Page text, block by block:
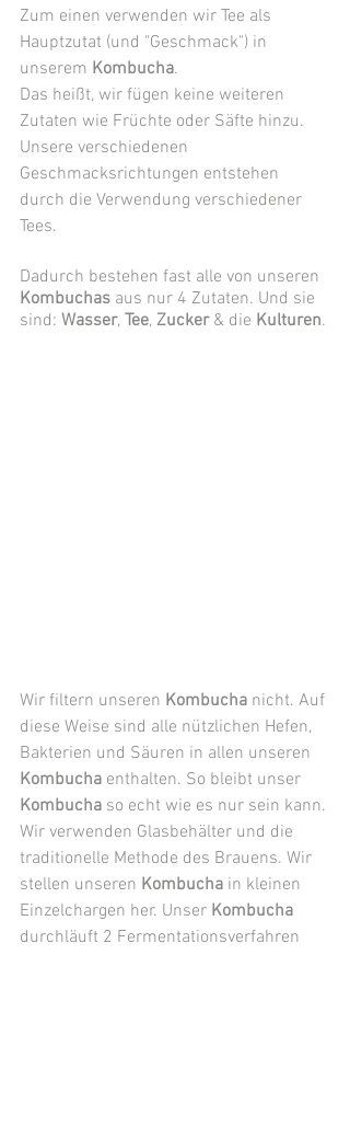
Zum einen verwenden wir Tee als
Hauptzutat (und "Geschmack") in
unserem Kombucha.
Das heißt, wir fügen keine weiteren
Zutaten wie Früchte oder Säfte hinzu.
Unsere verschiedenen
Geschmacksrichtungen entstehen
durch die Verwendung verschiedener
Tees.
Dadurch bestehen fast alle von unseren
Kombuchas aus nur 4 Zutaten. Und sie
sind: Wasser, Tee, Zucker & die Kulturen.
Wir filtern unseren Kombucha nicht. Auf
diese Weise sind alle nützlichen Hefen,
Bakterien und Säuren in allen unseren
Kombucha enthalten. So bleibt unser
Kombucha so echt wie es nur sein kann.
Wir verwenden Glasbehälter und die
traditionelle Methode des Brauens. Wir
stellen unseren Kombucha in kleinen
Einzelchargen her. Unser Kombucha
durchläuft 2 Fermentationsverfahren